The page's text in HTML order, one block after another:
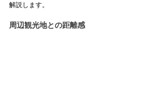
解説します。
周辺観光地との距離感